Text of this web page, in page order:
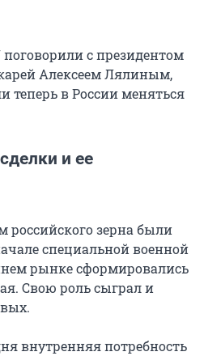
с президентом
Алексеем Лялиным,
теперь в России меняться
и ее
российского зерна были
специальной военной
рынке сформировались
Свою роль сыграл и
внутренняя потребность